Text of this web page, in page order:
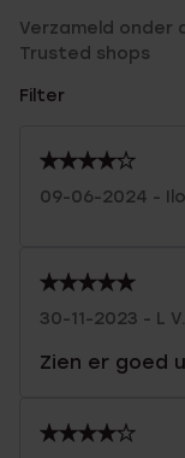
Verzameld onder
Trusted shops
Filter
09-06-2024 -
30-11-2023 - L V.
Zien er goed